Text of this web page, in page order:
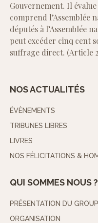
Gouvernement. Il
comprend l’Assemblée
députés à l’Assemblée
peut excéder cinq cent
suffrage direct. (Article
NOS ACTUALITÉS
ÉVÈNEMENTS
TRIBUNES LIBRES
LIVRES
NOS FÉLICITATIONS &
QUI SOMMES NOUS ?
PRÉSENTATION DU
ORGANISATION